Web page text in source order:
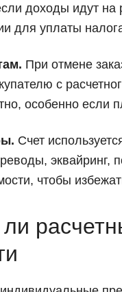
доходы идут на
для уплаты
При отмене
с
особенно если
Счет
эквайринг,
чтобы